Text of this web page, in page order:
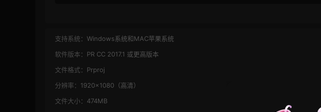
支持系统： Windows系统和MAC苹果系统
软件版本： PR CC 2017.1 或更高版本
文件格式： Prproj
分辨率： 1920×1080（高清）
文件大小： 474MB